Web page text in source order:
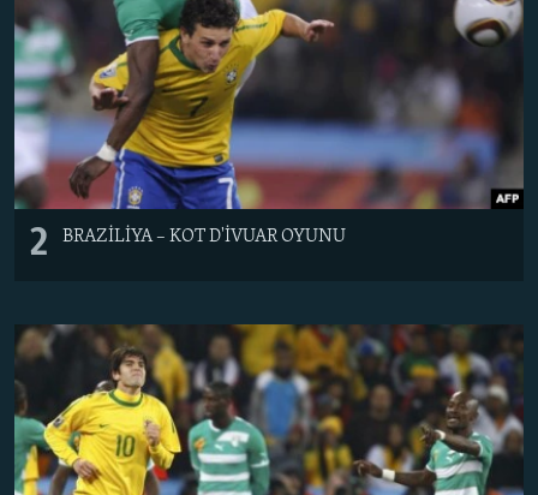
2 BRAZİLİYA – KOT D'İVUAR OYUNU